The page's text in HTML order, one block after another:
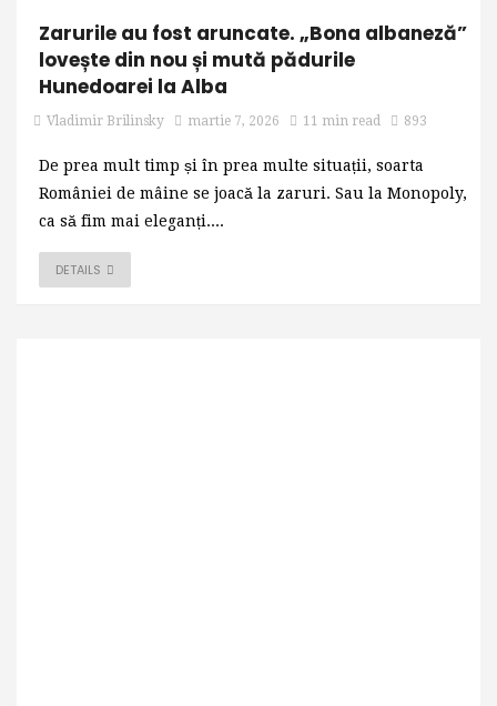
Zarurile au fost aruncate. „Bona albaneză”
lovește din nou și mută pădurile
Hunedoarei la Alba
Vladimir Brilinsky martie 7, 2026 11 min read 893
De prea mult timp și în prea multe situații, soarta
României de mâine se joacă la zaruri. Sau la Monopoly,
ca să fim mai eleganți....
DETAILS